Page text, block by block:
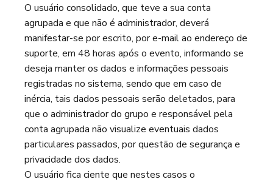
O usuário consolidado, que teve a sua conta
agrupada e que não é administrador, deverá
manifestar-se por escrito, por e-mail ao endereço de
suporte, em 48 horas após o evento, informando se
deseja manter os dados e informações pessoais
registradas no sistema, sendo que em caso de
inércia, tais dados pessoais serão deletados, para
que o administrador do grupo e responsável pela
conta agrupada não visualize eventuais dados
particulares passados, por questão de segurança e
privacidade dos dados.
O usuário fica ciente que nestes casos o